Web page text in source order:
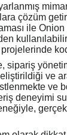
çözüm
ile
sipariş
ve
ve
deneyimi